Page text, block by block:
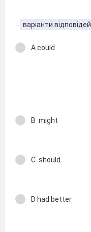
варіанти відповідей
A could
B might
C should
D had better